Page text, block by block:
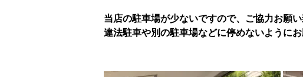
当店の駐車場が少ないですので、ご協力お願い
違法駐車や別の駐車場などに停めないようにお